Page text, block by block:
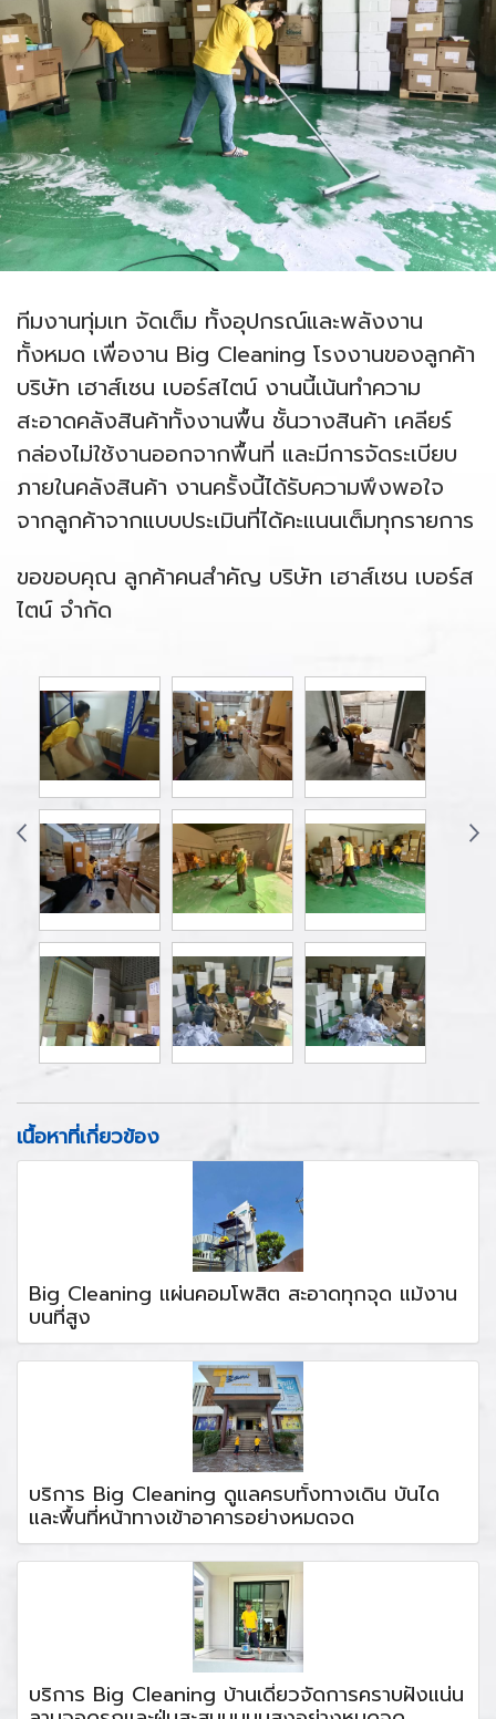
ทีมงานทุ่มเท จัดเต็ม ทั้งอุปกรณ์และพลังงาน
ทั้งหมด เพื่องาน Big Cleaning โรงงานของลูกค้า
บริษัท เฮาส์เซน เบอร์สไตน์ งานนี้เน้นทำความ
สะอาดคลังสินค้าทั้งงานพื้น ชั้นวางสินค้า เคลียร์
กล่องไม่ใช้งานออกจากพื้นที่ และมีการจัดระเบียบ
ภายในคลังสินค้า งานครั้งนี้ได้รับความพึงพอใจ
จากลูกค้าจากแบบประเมินที่ได้คะแนนเต็มทุกรายการ
ขอขอบคุณ ลูกค้าคนสำคัญ บริษัท เฮาส์เซน เบอร์ส
ไตน์ จำกัด
เนื้อหาที่เกี่ยวข้อง
Big Cleaning แผ่นคอมโพสิต สะอาดทุกจุด แม้งาน
บนที่สูง
บริการ Big Cleaning ดูแลครบทั้งทางเดิน บันได
และพื้นที่หน้าทางเข้าอาคารอย่างหมดจด
บริการ Big Cleaning บ้านเดี่ยวจัดการคราบฝังแน่น